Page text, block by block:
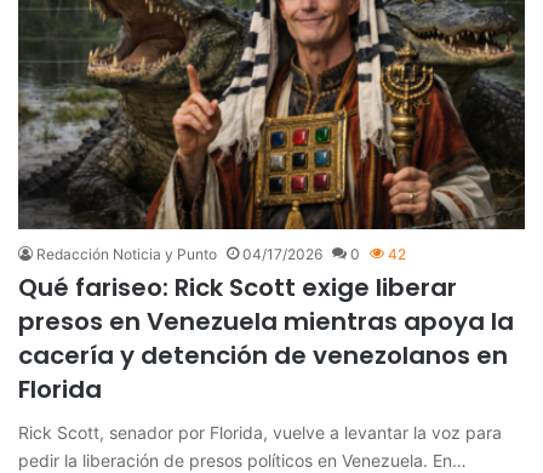
Redacción Noticia y Punto 04/17/2026 0 42
Qué fariseo: Rick Scott exige liberar
presos en Venezuela mientras apoya la
cacería y detención de venezolanos en
Florida
Rick Scott, senador por Florida, vuelve a levantar la voz para
pedir la liberación de presos políticos en Venezuela. En…